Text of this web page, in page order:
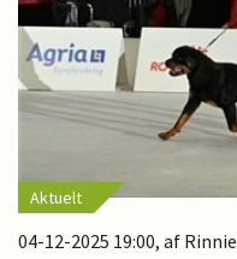
Aktuelt
04-12-2025 19:00, af